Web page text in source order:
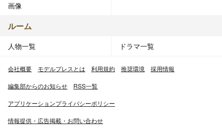
画像
ルーム
人物一覧 ドラマ一覧
会社概要 モデルプレスとは 利用規約 推奨環境 採用情報
編集部からのお知らせ RSS一覧
アプリケーションプライバシーポリシー
情報提供・広告掲載・お問い合わせ